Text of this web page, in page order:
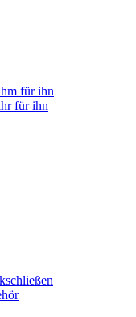
für ihn
für ihn